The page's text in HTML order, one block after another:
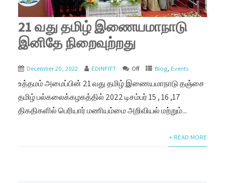
21 வது தமிழ் இணையமாநாடு
இனிதே நிறைவுற்றது
December 20, 2022 EDINFITT Off Blog, Events
உத்தமம் அமைப்பின் 21 வது தமிழ் இணையமாநாடு தஞ்சை
தமிழ் பல்கலைக்கழகத்தில் 2022 டிசம்பர் 15 , 16 ,17
திகதிகளில் பெரியார் மணியம்மை அறிவியல் மற்றும்...
+ READ MORE